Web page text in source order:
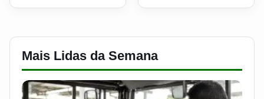
Mais Lidas da Semana